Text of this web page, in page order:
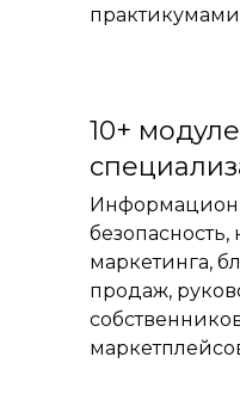
практикумами
10+
маркетинга,
продаж,